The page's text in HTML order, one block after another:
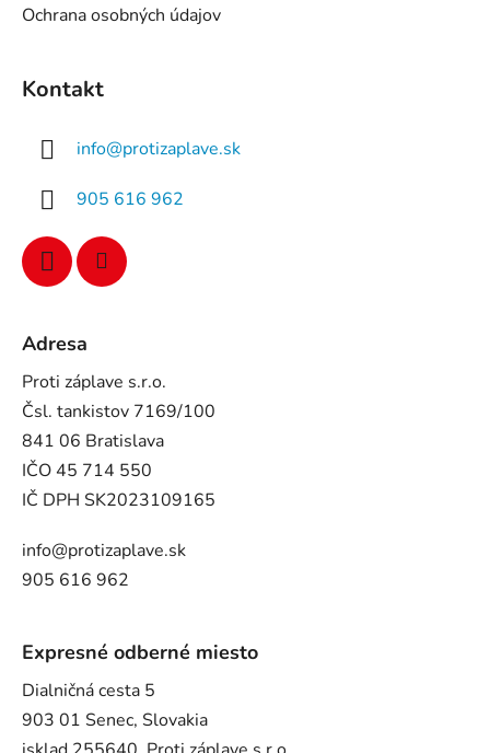
Ochrana osobných údajov
Kontakt
info@protizaplave.sk
905 616 962
Adresa
Proti záplave s.r.o.
Čsl. tankistov 7169/100
841 06 Bratislava
IČO 45 714 550
IČ DPH SK2023109165
info@protizaplave.sk
905 616 962
Expresné odberné miesto
Dialničná cesta 5
903 01 Senec, Slovakia